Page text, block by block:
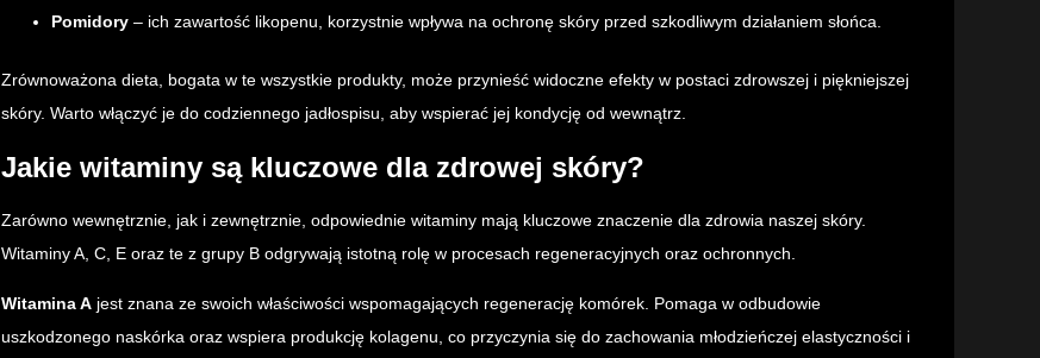
Pomidory – ich zawartość likopenu, korzystnie wpływa na ochronę skóry przed szkodliwym działaniem słońca.
Zrównoważona dieta, bogata w te wszystkie produkty, może przynieść widoczne efekty w postaci zdrowszej i piękniejszej
skóry. Warto włączyć je do codziennego jadłospisu, aby wspierać jej kondycję od wewnątrz.
Jakie witaminy są kluczowe dla zdrowej skóry?
Zarówno wewnętrznie, jak i zewnętrznie, odpowiednie witaminy mają kluczowe znaczenie dla zdrowia naszej skóry.
Witaminy A, C, E oraz te z grupy B odgrywają istotną rolę w procesach regeneracyjnych oraz ochronnych.
Witamina A jest znana ze swoich właściwości wspomagających regenerację komórek. Pomaga w odbudowie
uszkodzonego naskórka oraz wspiera produkcję kolagenu, co przyczynia się do zachowania młodzieńczej elastyczności i